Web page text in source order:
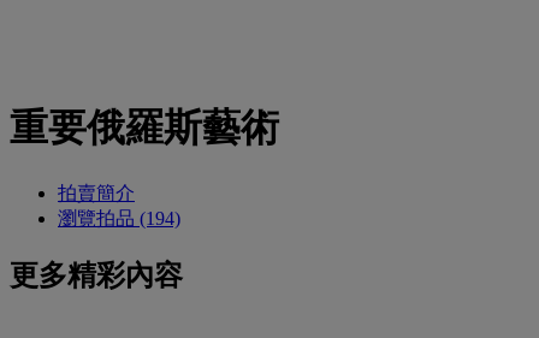
重要俄羅斯藝術
拍賣簡介
瀏覽拍品 (194)
更多精彩內容